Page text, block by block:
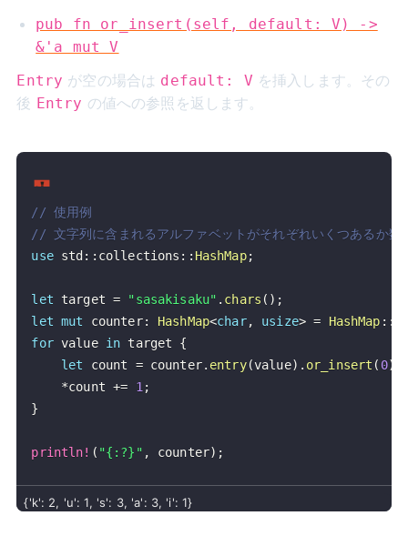
pub fn or_insert(self, default: V) ->
&'a mut V
Entry が空の場合は default: V を挿入します。その
後 Entry の値への参照を返します。
// 使用例
// 文字列に含まれるアルファベットがそれぞれいくつあるか数
use std:: collections :: HashMap;
let target = "sasakisaku" . chars ( ) ;
let mut counter: HashMap<char, usize> = HashMap ::
for value in target {
let count = counter. entry(value) . or_insert ( 0)
*count += 1 ;
}
println! ( "{:?}" , counter) ;